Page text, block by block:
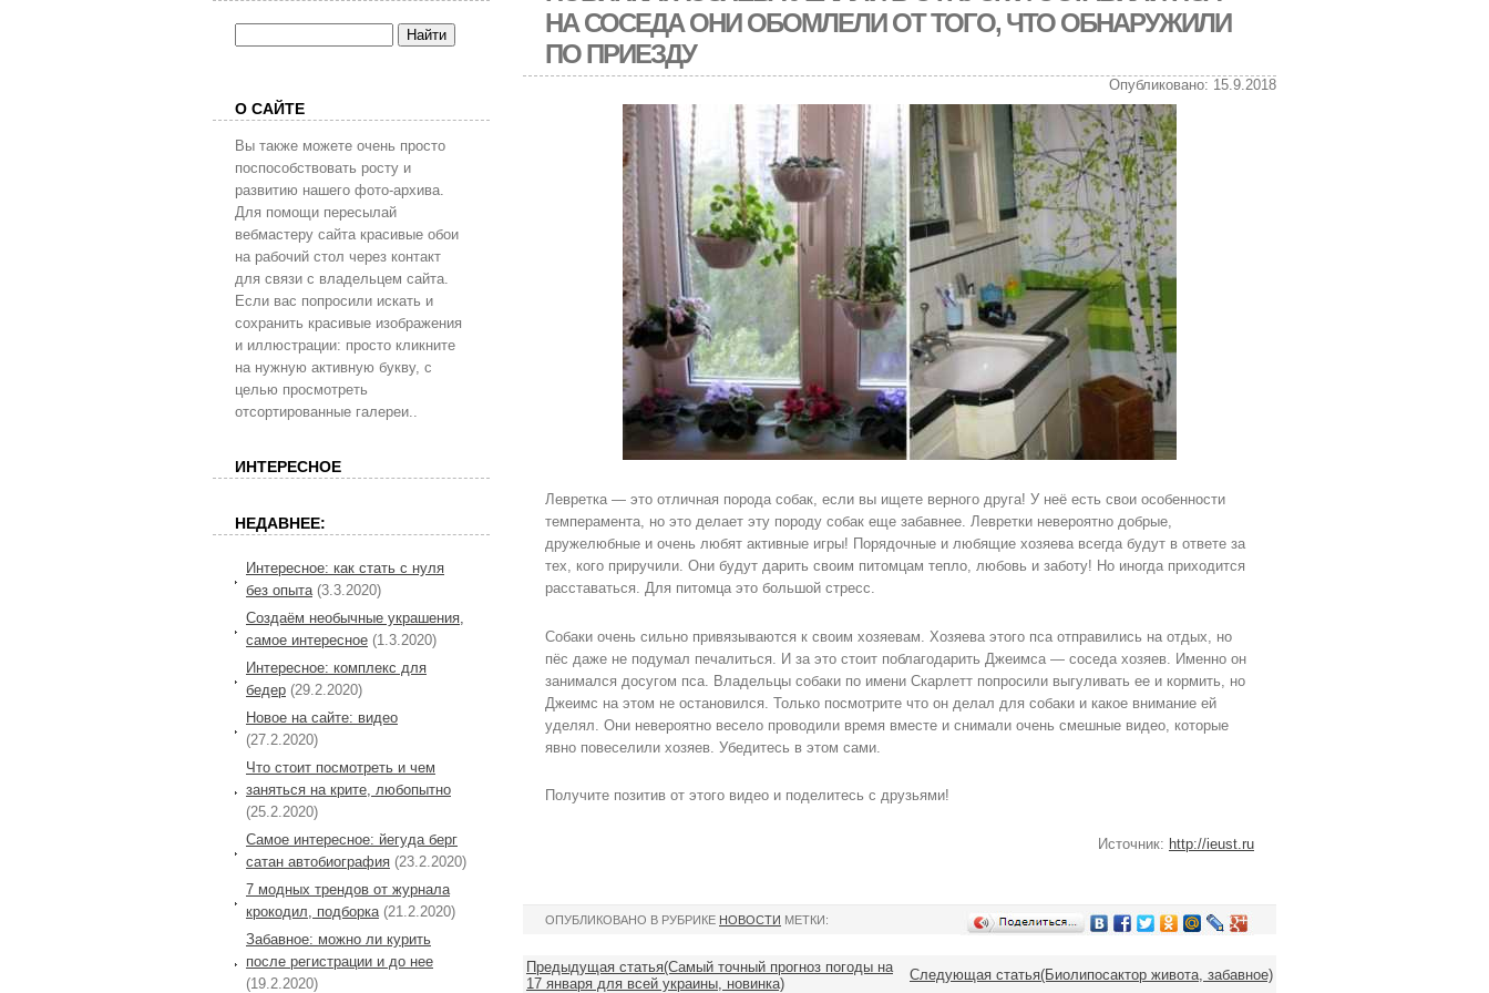
НА СОСЕДА ОНИ ОБОМЛЕЛИ ОТ ТОГО, ЧТО ОБНАРУЖИЛИ
ПО ПРИЕЗДУ
Опубликовано: 15.9.2018
Левретка — это отличная порода собак, если вы ищете верного друга! У неё есть свои особенности
темперамента, но это делает эту породу собак еще забавнее. Левретки невероятно добрые,
дружелюбные и очень любят активные игры! Порядочные и любящие хозяева всегда будут в ответе за
тех, кого приручили. Они будут дарить своим питомцам тепло, любовь и заботу! Но иногда приходится
расставаться. Для питомца это большой стресс.
Собаки очень сильно привязываются к своим хозяевам. Хозяева этого пса отправились на отдых, но
пёс даже не подумал печалиться. И за это стоит поблагодарить Джеимса — соседа хозяев. Именно он
занимался досугом пса. Владельцы собаки по имени Скарлетт попросили выгуливать ее и кормить, но
Джеимс на этом не остановился. Только посмотрите что он делал для собаки и какое внимание ей
уделял. Они невероятно весело проводили время вместе и снимали очень смешные видео, которые
явно повеселили хозяев. Убедитесь в этом сами.
Получите позитив от этого видео и поделитесь с друзьями!
Источник: http://ieust.ru
ОПУБЛИКОВАНО В РУБРИКЕ НОВОСТИ МЕТКИ:
Предыдущая статья(Самый точный прогноз погоды на
17 января для всей украины, новинка)
Следующая статья(Биолипосактор живота, забавное)
О САЙТЕ
Вы также можете очень просто
поспособствовать росту и
развитию нашего фото-архива.
Для помощи пересылай
вебмастеру сайта красивые обои
на рабочий стол через контакт
для связи с владельцем сайта.
Если вас попросили искать и
сохранить красивые изображения
и иллюстрации: просто кликните
на нужную активную букву, с
целью просмотреть
отсортированные галереи..
ИНТЕРЕСНОЕ
НЕДАВНЕЕ:
Интересное: как стать с нуля
без опыта (3.3.2020)
Создаём необычные украшения,
самое интересное (1.3.2020)
Интересное: комплекс для
бедер (29.2.2020)
Новое на сайте: видео
(27.2.2020)
Что стоит посмотреть и чем
заняться на крите, любопытно
(25.2.2020)
Самое интересное: йегуда берг
сатан автобиография (23.2.2020)
7 модных трендов от журнала
крокодил, подборка (21.2.2020)
Забавное: можно ли курить
после регистрации и до нее
(19.2.2020)